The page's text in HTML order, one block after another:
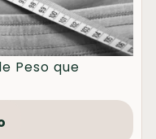
Peso que